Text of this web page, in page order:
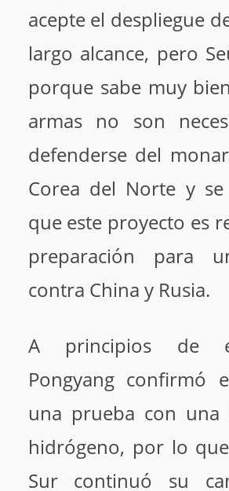
acepte el despliegue
largo alcance, pero
porque sabe muy
armas no son
defenderse del
Corea del Norte y
que este proyecto es
preparación para
contra China y Rusia.
A principios de
Pongyang confirmó
una prueba con una
hidrógeno, por lo
Sur continuó su